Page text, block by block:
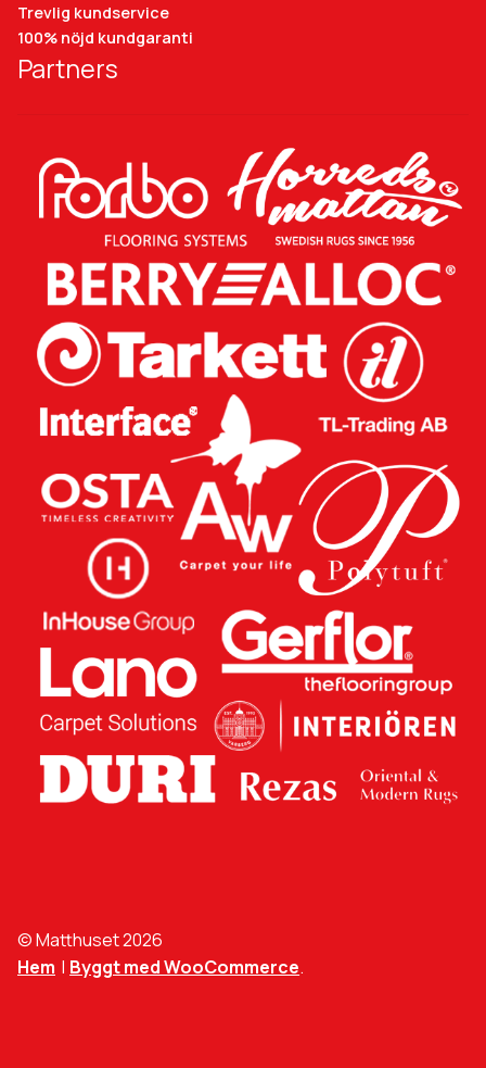
Trevlig kundservice
100% nöjd kundgaranti
Partners
© Matthuset 2026
Hem
Byggt med WooCommerce.